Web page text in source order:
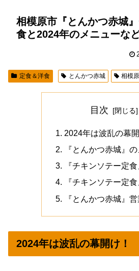
相模原市『とんかつ赤城
食と2024年のメニューな
定食＆洋食 とんかつ赤城 相模
目次
2024年は波乱の幕開
『とんかつ赤城』
『チキンソテー定
『チキンソテー定
『とんかつ赤城』
2024年は波乱の幕開け！